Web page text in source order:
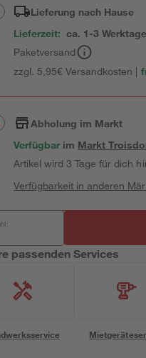
Lieferung nach Hause
Lieferzeit: ca. 1-3 Werktage
Paketversand
zzgl. 5,95€ Versandkosten |
Abholung im Markt
Verfügbar im Markt
Artikel wird 3 Tage für dich
Verfügbarkeit in anderen
passenden Services